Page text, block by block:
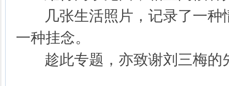
几张生活照片，记录了一种
一种挂念。
趁此专题，亦致谢刘三梅的